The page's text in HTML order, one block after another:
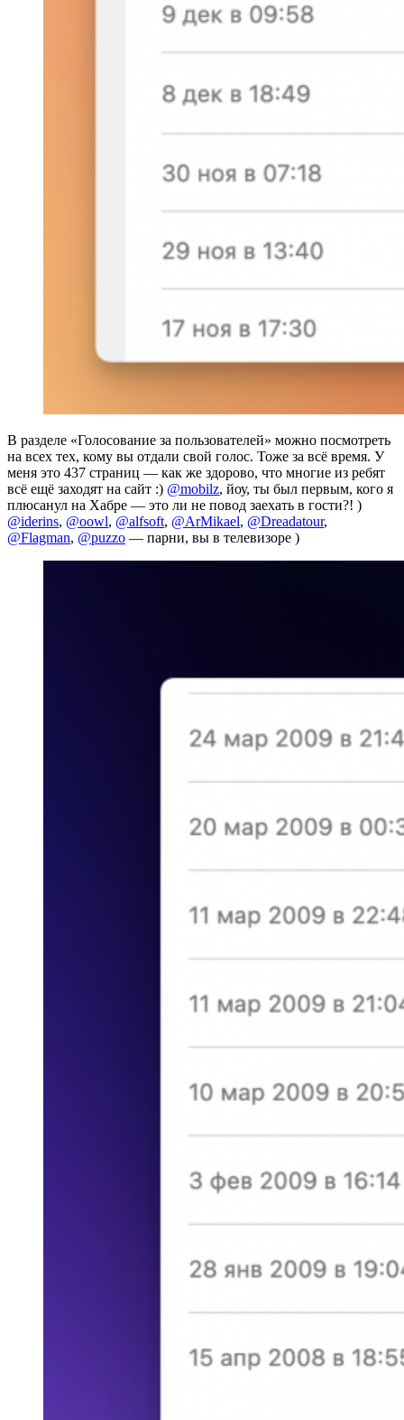
В разделе «Голосование за пользователей» можно посмотреть
на всех тех, кому вы отдали свой голос. Тоже за всё время. У
меня это 437 страниц — как же здорово, что многие из ребят
всё ещё заходят на сайт :) @mobilz, йоу, ты был первым, кого я
плюсанул на Хабре — это ли не повод заехать в гости?! )
@iderins, @oowl, @alfsoft, @ArMikael, @Dreadatour,
@Flagman, @puzzo — парни, вы в телевизоре )